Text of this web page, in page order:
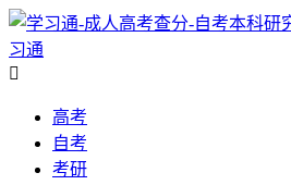
习通

高考
自考
考研